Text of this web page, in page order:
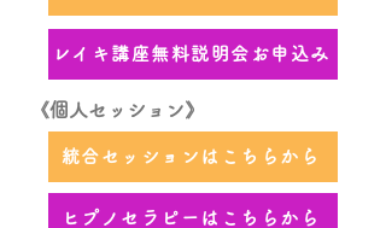
《個人セッション》
統合セッションはこちらから
ヒプノセラピーはこちらから
レイキ講座無料説明会お申込み